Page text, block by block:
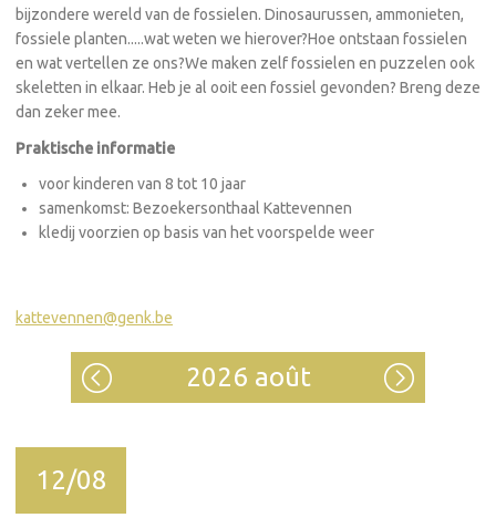
bijzondere wereld van de fossielen. Dinosaurussen, ammonieten,
fossiele planten.....wat weten we hierover?Hoe ontstaan fossielen
en wat vertellen ze ons?We maken zelf fossielen en puzzelen ook
skeletten in elkaar. Heb je al ooit een fossiel gevonden? Breng deze
dan zeker mee.
Praktische informatie
voor kinderen van 8 tot 10 jaar
samenkomst: Bezoekersonthaal Kattevennen
kledij voorzien op basis van het voorspelde weer
kattevennen@genk.be
2026 août
12/08